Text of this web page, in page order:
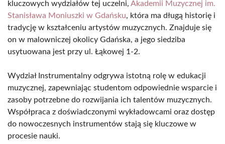
kluczowych wydziałów tej uczelni, Akademii Muzycznej im.
Stanisława Moniuszki w Gdańsku, która ma długą historię i
tradycję w kształceniu artystów muzycznych. Znajduje się
on w malowniczej okolicy Gdańska, a jego siedziba
usytuowana jest przy ul. Łąkowej 1-2.
Wydział Instrumentalny odgrywa istotną rolę w edukacji
muzycznej, zapewniając studentom odpowiednie wsparcie i
zasoby potrzebne do rozwijania ich talentów muzycznych.
Współpraca z doświadczonymi wykładowcami oraz dostęp
do nowoczesnych instrumentów stają się kluczowe w
procesie nauki.